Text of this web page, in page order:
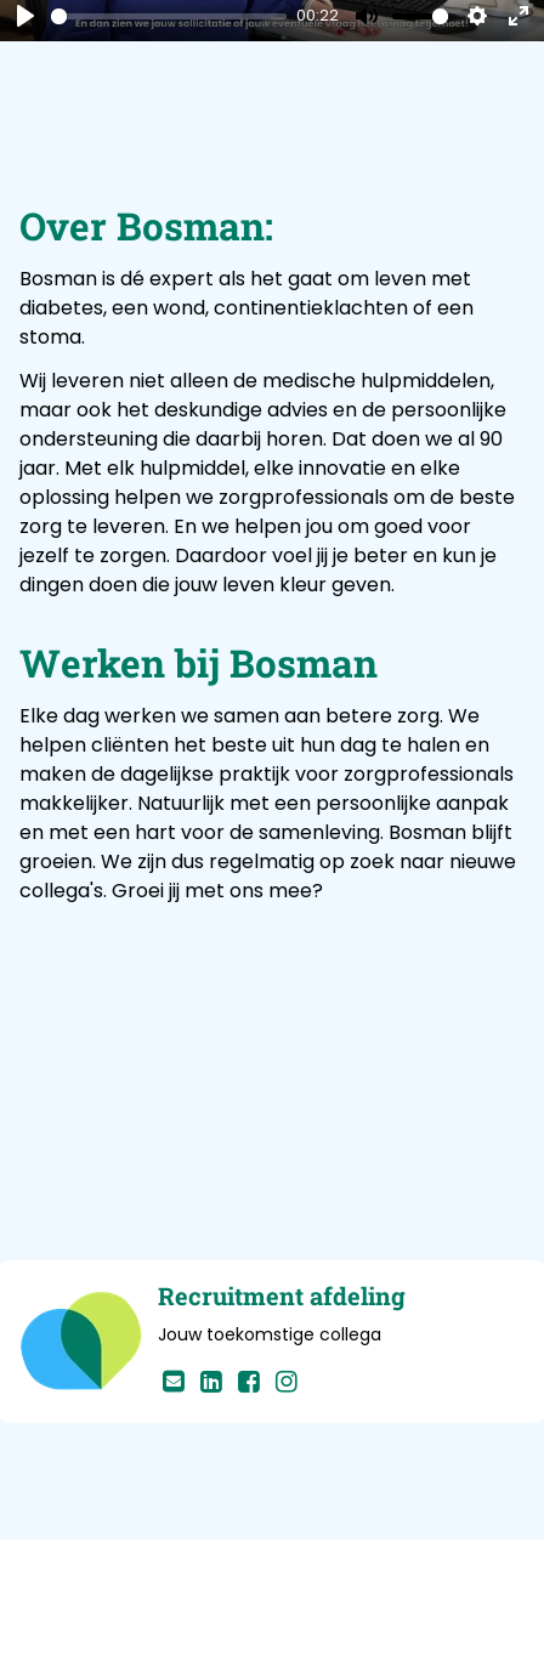
Play
00:22
Mute
Over Bosman:
Bosman is dé expert als het gaat om leven met
diabetes, een wond, continentieklachten of een
stoma.
Wij leveren niet alleen de medische hulpmiddelen,
maar ook het deskundige advies en de persoonlijke
ondersteuning die daarbij horen. Dat doen we al 90
jaar. Met elk hulpmiddel, elke innovatie en elke
oplossing helpen we zorgprofessionals om de beste
zorg te leveren. En we helpen jou om goed voor
jezelf te zorgen. Daardoor voel jij je beter en kun je
dingen doen die jouw leven kleur geven.
Werken bij Bosman
Elke dag werken we samen aan betere zorg. We
helpen cliënten het beste uit hun dag te halen en
maken de dagelijkse praktijk voor zorgprofessionals
makkelijker. Natuurlijk met een persoonlijke aanpak
en met een hart voor de samenleving. Bosman blijft
groeien. We zijn dus regelmatig op zoek naar nieuwe
collega's. Groei jij met ons mee?
Recruitment afdeling
Jouw toekomstige collega